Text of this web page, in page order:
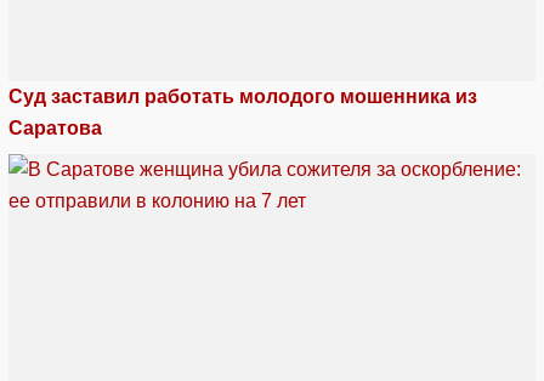
Суд заставил работать молодого мошенника из
Саратова